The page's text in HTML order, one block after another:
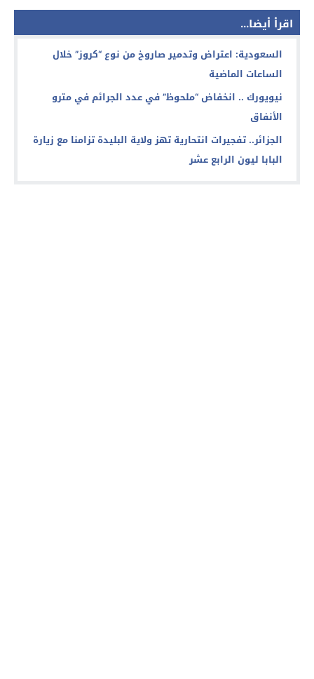
اقرأ أيضا...
السعودية: اعتراض وتدمير صاروخ من نوع “كروز” خلال
الساعات الماضية
نيويورك .. انخفاض “ملحوظ” في عدد الجرائم في مترو
الأنفاق
الجزائر.. تفجيرات انتحارية تهز ولاية البليدة تزامنا مع زيارة
البابا ليون الرابع عشر